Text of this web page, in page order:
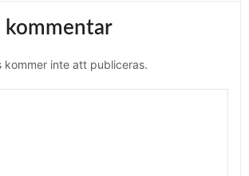
kommentar
kommer inte att publiceras.